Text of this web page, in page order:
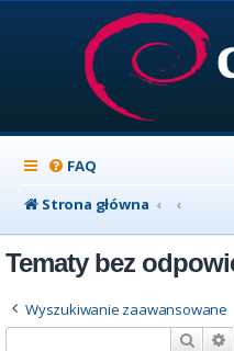
FAQ
Strona główna
Tematy bez
Wyszukiwanie zaawansowane
Szukaj